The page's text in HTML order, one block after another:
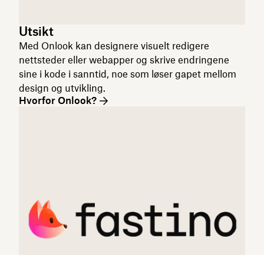
Utsikt
Med Onlook kan designere visuelt redigere
nettsteder eller webapper og skrive endringene
sine i kode i sanntid, noe som løser gapet mellom
design og utvikling.
Hvorfor Onlook?